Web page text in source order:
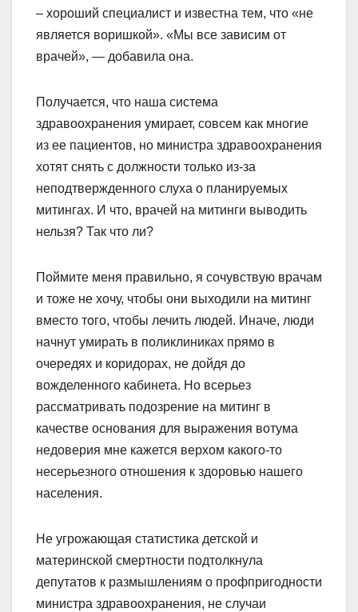
– хороший специалист и известна тем, что «не
является воришкой». «Мы все зависим от
врачей», — добавила она.
Получается, что наша система
здравоохранения умирает, совсем как многие
из ее пациентов, но министра здравоохранения
хотят снять с должности только из-за
неподтвержденного слуха о планируемых
митингах. И что, врачей на митинги выводить
нельзя? Так что ли?
Поймите меня правильно, я сочувствую врачам
и тоже не хочу, чтобы они выходили на митинг
вместо того, чтобы лечить людей. Иначе, люди
начнут умирать в поликлиниках прямо в
очередях и коридорах, не дойдя до
вожделенного кабинета. Но всерьез
рассматривать подозрение на митинг в
качестве основания для выражения вотума
недоверия мне кажется верхом какого-то
несерьезного отношения к здоровью нашего
населения.
Не угрожающая статистика детской и
материнской смертности подтолкнула
депутатов к размышлениям о профпригодности
министра здравоохранения, не случаи